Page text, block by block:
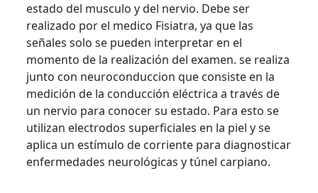
estado del musculo y del nervio. Debe ser
realizado por el medico Fisiatra, ya que las
señales solo se pueden interpretar en el
momento de la realización del examen. se realiza
junto con neuroconduccion que consiste en la
medición de la conducción eléctrica a través de
un nervio para conocer su estado. Para esto se
utilizan electrodos superficiales en la piel y se
aplica un estímulo de corriente para diagnosticar
enfermedades neurológicas y túnel carpiano.